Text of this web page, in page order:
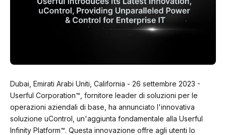
Dubai, Emirati Arabi Uniti, California - 26 settembre 2023 -
Userful Corporation™, fornitore leader di soluzioni per le
operazioni aziendali di base, ha annunciato l'innovativa
soluzione uControl, un'aggiunta fondamentale alla Userful
Infinity Platform™. Questa innovazione offre agli utenti lo